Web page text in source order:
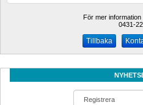
För mer
0431-